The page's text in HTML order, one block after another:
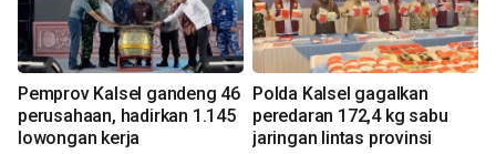
Pemprov Kalsel gandeng 46
perusahaan, hadirkan 1.145
lowongan kerja
Polda Kalsel gagalkan
peredaran 172,4 kg sabu
jaringan lintas provinsi